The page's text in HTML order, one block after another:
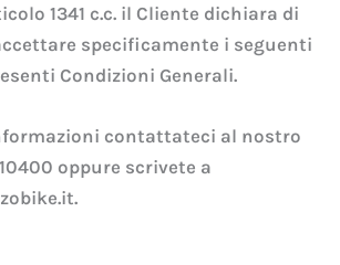
1341 c.c. il Cliente dichiara di
specificamente i seguenti
Condizioni Generali.
contattateci al nostro
oppure scrivete a